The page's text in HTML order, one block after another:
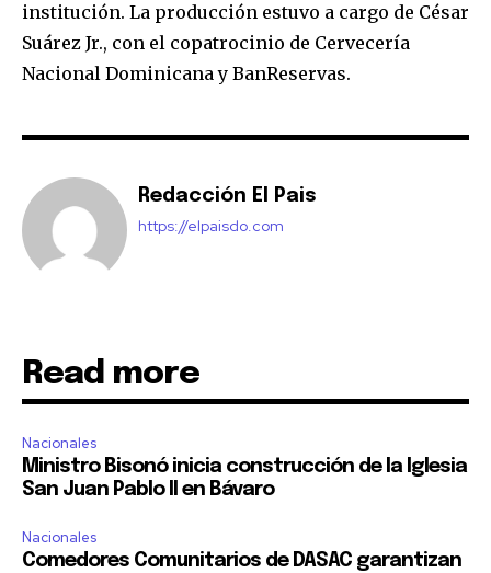
institución. La producción estuvo a cargo de César
Suárez Jr., con el copatrocinio de Cervecería
Nacional Dominicana y BanReservas.
Redacción El Pais
https://elpaisdo.com
Read more
Nacionales
Ministro Bisonó inicia construcción de la Iglesia
San Juan Pablo II en Bávaro
Nacionales
Comedores Comunitarios de DASAC garantizan